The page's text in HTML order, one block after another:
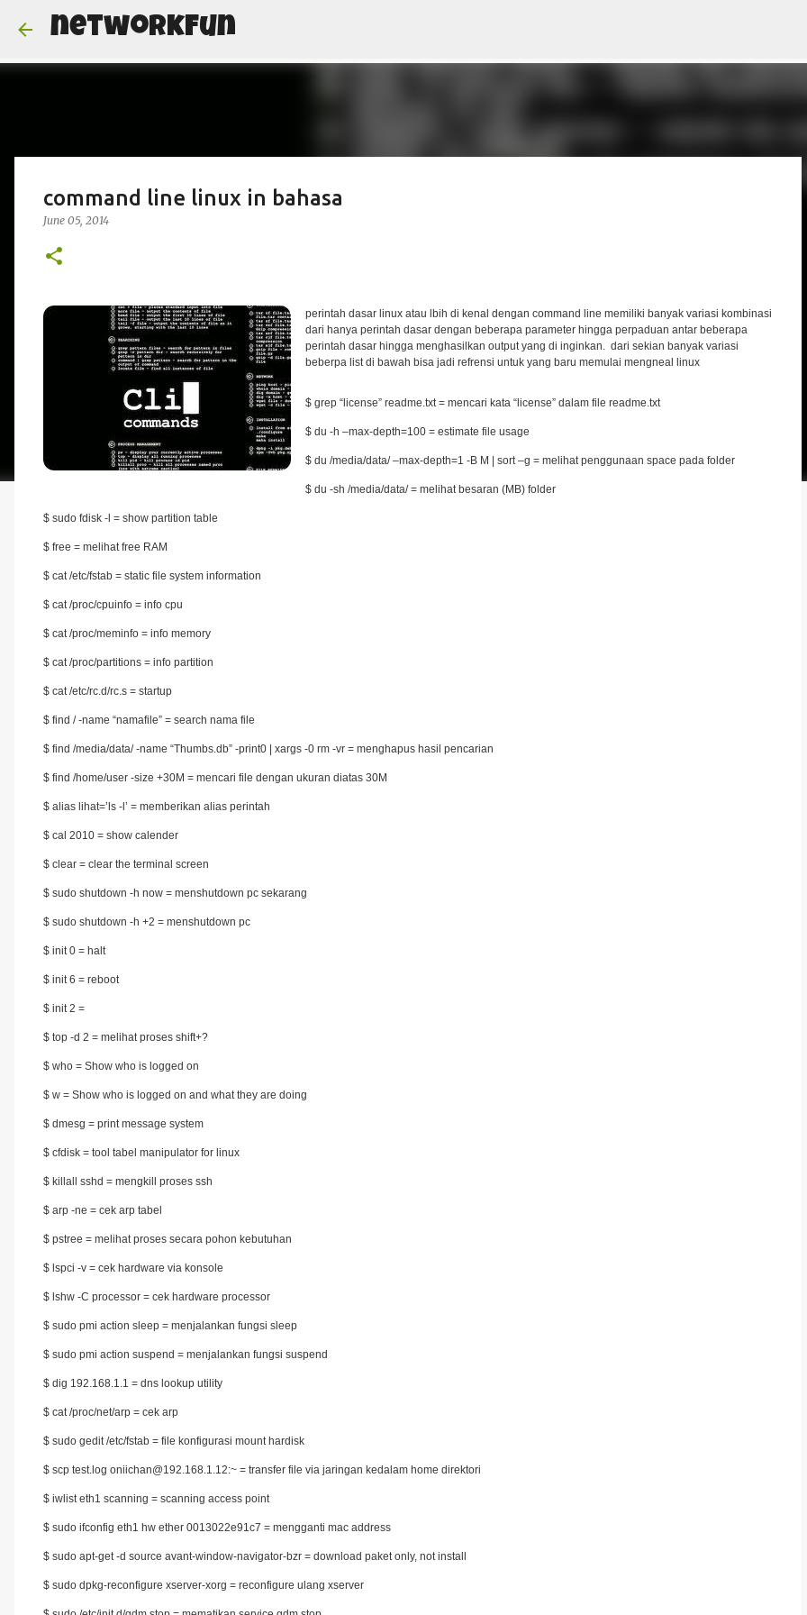
networkFun
command line linux in bahasa
June 05, 2014
perintah dasar linux atau lbih di kenal dengan command line memiliki banyak variasi kombinasi
dari hanya perintah dasar dengan beberapa parameter hingga perpaduan antar beberapa
perintah dasar hingga menghasilkan output yang di inginkan. dari sekian banyak variasi
beberpa list di bawah bisa jadi refrensi untuk yang baru memulai mengneal linux
$ grep “license” readme.txt = mencari kata “license” dalam file readme.txt
$ du -h –max-depth=100 = estimate file usage
$ du /media/data/ –max-depth=1 -B M | sort –g = melihat penggunaan space pada folder
$ du -sh /media/data/ = melihat besaran (MB) folder
$ sudo fdisk -l = show partition table
$ free = melihat free RAM
$ cat /etc/fstab = static file system information
$ cat /proc/cpuinfo = info cpu
$ cat /proc/meminfo = info memory
$ cat /proc/partitions = info partition
$ cat /etc/rc.d/rc.s = startup
$ find / -name “namafile” = search nama file
$ find /media/data/ -name “Thumbs.db” -print0 | xargs -0 rm -vr = menghapus hasil pencarian
$ find /home/user -size +30M = mencari file dengan ukuran diatas 30M
$ alias lihat=’ls -l’ = memberikan alias perintah
$ cal 2010 = show calender
$ clear = clear the terminal screen
$ sudo shutdown -h now = menshutdown pc sekarang
$ sudo shutdown -h +2 = menshutdown pc
$ init 0 = halt
$ init 6 = reboot
$ init 2 =
$ top -d 2 = melihat proses shift+?
$ who = Show who is logged on
$ w = Show who is logged on and what they are doing
$ dmesg = print message system
$ cfdisk = tool tabel manipulator for linux
$ killall sshd = mengkill proses ssh
$ arp -ne = cek arp tabel
$ pstree = melihat proses secara pohon kebutuhan
$ lspci -v = cek hardware via konsole
$ lshw -C processor = cek hardware processor
$ sudo pmi action sleep = menjalankan fungsi sleep
$ sudo pmi action suspend = menjalankan fungsi suspend
$ dig 192.168.1.1 = dns lookup utility
$ cat /proc/net/arp = cek arp
$ sudo gedit /etc/fstab = file konfigurasi mount hardisk
$ scp test.log oniichan@192.168.1.12:~ = transfer file via jaringan kedalam home direktori
$ iwlist eth1 scanning = scanning access point
$ sudo ifconfig eth1 hw ether 0013022e91c7 = mengganti mac address
$ sudo apt-get -d source avant-window-navigator-bzr = download paket only, not install
$ sudo dpkg-reconfigure xserver-xorg = reconfigure ulang xserver